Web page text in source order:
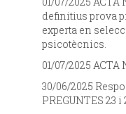
definitius prova
experta en
psicotècnics.
01/07/2025
30/06/2025
PREGUNTES 23 i